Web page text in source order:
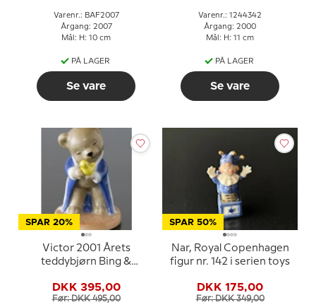
Varenr.: BAF2007
Årgang: 2007
Mål: H: 10 cm
PÅ LAGER
Se vare
Varenr.: 1244342
Årgang: 2000
Mål: H: 11 cm
PÅ LAGER
Se vare
SPAR 20%
Victor 2001 Årets
teddybjørn Bing &
DKK 395,00
Før: DKK 495,00
SPAR 50%
Nar, Royal Copenhagen
figur nr. 142 i serien toys
DKK 175,00
Før: DKK 349,00